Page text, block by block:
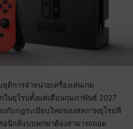
ติการจำหน่ายเครื่องเล่นเกม
ในยุโรปตั้งแต่เดือนกุมภาพันธ์ 2027
กับกฎระเบียบใหม่ของสหภาพยุโรปที่
นิกส์แบบพกพาต้องสามารถถอด